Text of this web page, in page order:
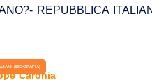
(BIOGRAFIA)